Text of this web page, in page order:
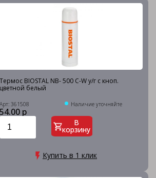
Термос BIOSTAL NB- 500 C-W у/г с кноп.
цветной белый
Арт: 361508 Наличие уточняйте
54.00 р
В
корзину
Купить в 1 клик